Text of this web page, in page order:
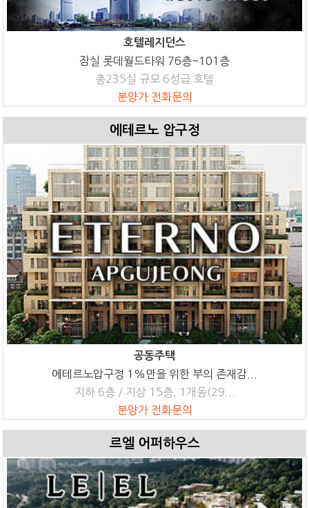
호텔레지던스
잠실 롯데월드타워 76층~101층
총235실 규모 6성급 호텔
분양가 전화문의
에테르노 압구정
공동주택
에테르노압구정 1%만을 위한 부의 존재감...
지하 6층 / 지상 15층, 1개동(29...
분양가 전화문의
르엘 어퍼하우스